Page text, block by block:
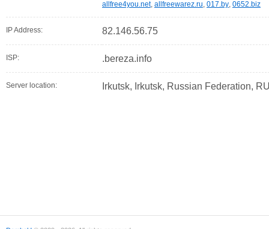
allfree4you.net, allfreewarez.ru, 017.by, 0652.biz
IP Address: 82.146.56.75
ISP: .bereza.info
Server location: Irkutsk, Irkutsk, Russian Federation,